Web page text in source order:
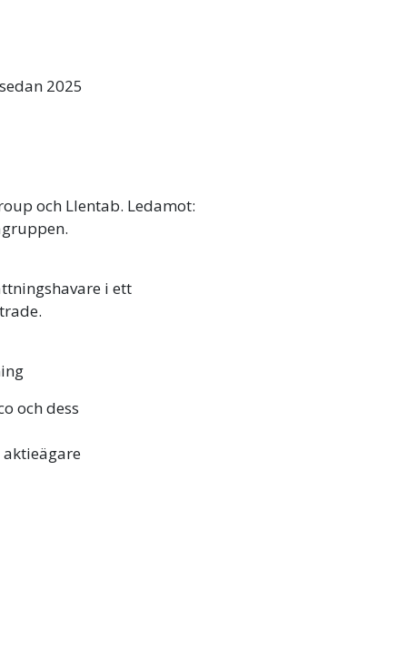
2025
och Llentab. Ledamot:
i ett
och dess